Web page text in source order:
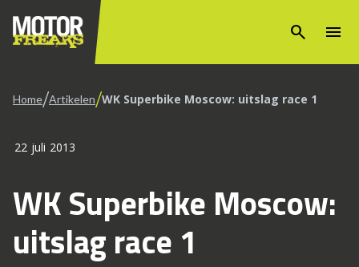
search menu
Home/Artikelen/WK Superbike Moscow: uitslag race 1
22 juli 2013
WK Superbike Moscow:
uitslag race 1